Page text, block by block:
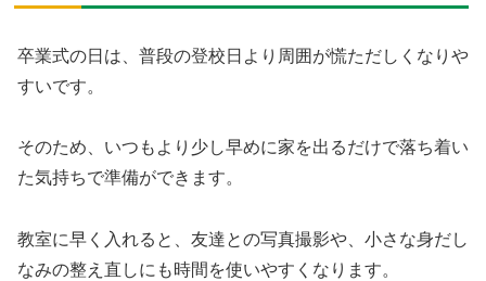
卒業式の日は、普段の登校日より周囲が慌ただしくなりや
すいです。
そのため、いつもより少し早めに家を出るだけで落ち着い
た気持ちで準備ができます。
教室に早く入れると、友達との写真撮影や、小さな身だし
なみの整え直しにも時間を使いやすくなります。